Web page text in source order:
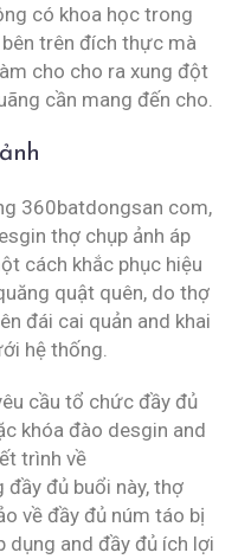
có khoa học trong
trên đích thực mà
cho cho ra xung đột
cần mang đến cho.
360batdongsan com,
thợ chụp ảnh áp
cách khắc phục hiệu
quật quên, do thợ
đái cai quản and khai
hệ thống.
cầu tổ chức đầy đủ
khóa đào desgin and
trình về
đủ buổi này, thợ
về đầy đủ núm táo bị
dụng and đầy đủ ích lợi